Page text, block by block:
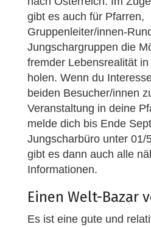
gibt es auch für Pfarren,
Gruppenleiter/innen-
Jungschargruppen die
fremder Lebensrealität
holen. Wenn du
beiden Besucher/innen
Veranstaltung in deine
melde dich bis Ende
Jungscharbüro unter 01/
gibt es dann auch alle
Informationen.
Einen Welt-Bazar
Es ist eine gute und